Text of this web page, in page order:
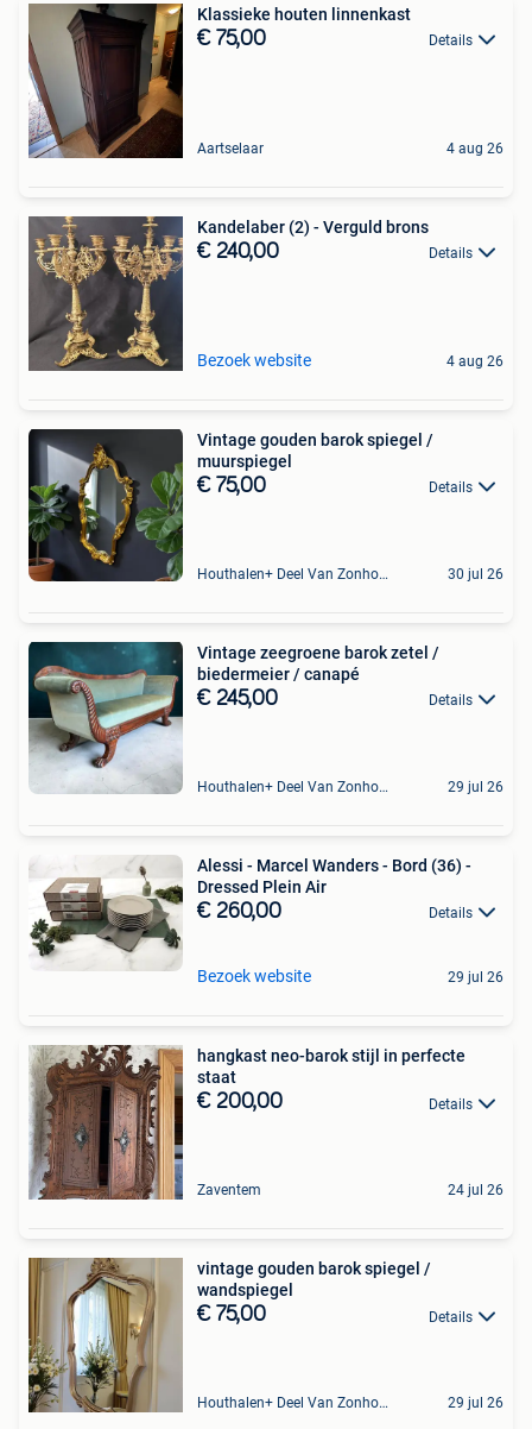
Klassieke houten linnenkast
€ 75,00 Details
Aartselaar 4 aug 26
Kandelaber (2) - Verguld brons
€ 240,00 Details
Bezoek website 4 aug 26
Vintage gouden barok spiegel /
muurspiegel
€ 75,00 Details
Houthalen+ Deel Van Zonhoven En Zolder 30 jul 26
Vintage zeegroene barok zetel /
biedermeier / canapé
€ 245,00 Details
Houthalen+ Deel Van Zonhoven En Zolder 29 jul 26
Alessi - Marcel Wanders - Bord (36) -
Dressed Plein Air
€ 260,00 Details
Bezoek website 29 jul 26
hangkast neo-barok stijl in perfecte
staat
€ 200,00 Details
Zaventem 24 jul 26
vintage gouden barok spiegel /
wandspiegel
€ 75,00 Details
Houthalen+ Deel Van Zonhoven En Zolder 29 jul 26